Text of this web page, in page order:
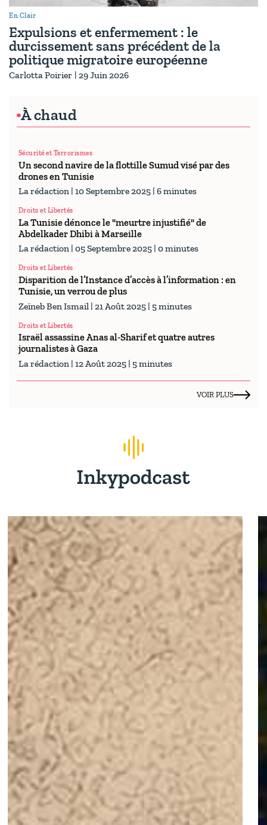
En Clair
Expulsions et enfermement : le
durcissement sans précédent de la
politique migratoire européenne
Carlotta Poirier | 29 Juin 2026
À chaud
Sécurité et Terrorismes
Un second navire de la flottille Sumud visé par des
drones en Tunisie
La rédaction| 10 Septembre 2025 | 6 minutes
Droits et Libertés
La Tunisie dénonce le "meurtre injustifié" de
Abdelkader Dhibi à Marseille
La rédaction| 05 Septembre 2025 | 0 minutes
Droits et Libertés
Disparition de l’Instance d’accès à l’information : en
Tunisie, un verrou de plus
Zeïneb Ben Ismail | 21 Août 2025 | 5 minutes
Droits et Libertés
Israël assassine Anas al-Sharif et quatre autres
journalistes à Gaza
La rédaction| 12 Août 2025 | 5 minutes
VOIR PLUS